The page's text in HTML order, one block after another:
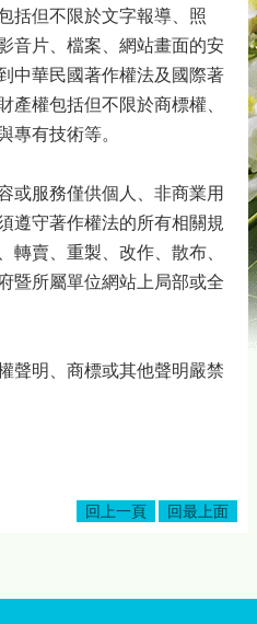
括但不限於文字報導、照
音片、檔案、網站畫面的安
中華民國著作權法及國際著
產權包括但不限於商標權、
專有技術等。
或服務僅供個人、非商業用
遵守著作權法的所有相關規
轉賣、重製、改作、散布、
暨所屬單位網站上局部或全
聲明、商標或其他聲明嚴禁
回上一頁 回最上面